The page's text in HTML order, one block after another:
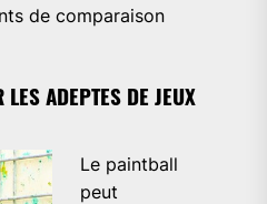
de comparaison
ADEPTES DE JEUX
Le paintball
peut